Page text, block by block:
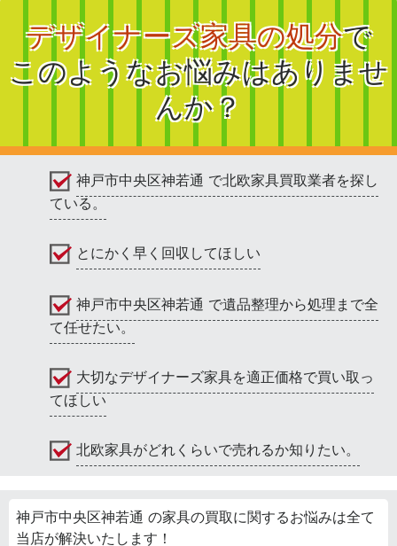
デザイナーズ家具の処分で
このようなお悩みはありませ
んか？
神戸市中央区神若通 で北欧家具買取業者を探し
ている。
とにかく早く回収してほしい
神戸市中央区神若通 で遺品整理から処理まで全
て任せたい。
大切なデザイナーズ家具を適正価格で買い取っ
てほしい
北欧家具がどれくらいで売れるか知りたい。
神戸市中央区神若通 の家具の買取に関するお悩みは全て
当店が解決いたします！